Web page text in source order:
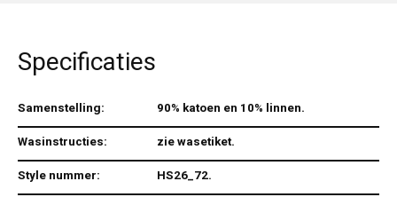
Specificaties
Samenstelling:
90% katoen en 10% linnen.
Wasinstructies:
zie wasetiket.
Style nummer:
HS26_72.